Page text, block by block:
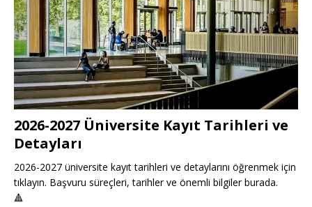
2026-2027 Üniversite Kayıt Tarihleri ve
Detayları
2026-2027 üniversite kayıt tarihleri ve detaylarını öğrenmek için
tıklayın. Başvuru süreçleri, tarihler ve önemli bilgiler burada.
🔺